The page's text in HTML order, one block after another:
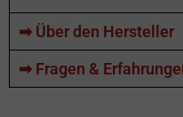
➡ Über den Hersteller
➡ Fragen &